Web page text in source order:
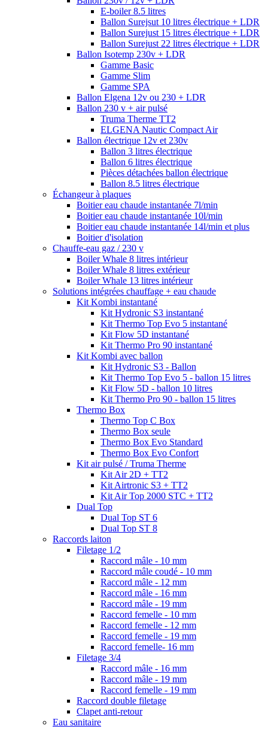
E-boiler 8.5 litres
Ballon Surejsut 10 litres électrique + LDR
Ballon Surejust 15 litres électrique + LDR
Ballon Surejust 22 litres électrique + LDR
Ballon Isotemp 230v + LDR
Gamme Basic
Gamme Slim
Gamme SPA
Ballon Elgena 12v ou 230 + LDR
Ballon 230 v + air pulsé
Truma Therme TT2
ELGENA Nautic Compact Air
Ballon électrique 12v et 230v
Ballon 3 litres électrique
Ballon 6 litres électrique
Pièces détachées ballon électrique
Ballon 8.5 litres électrique
Échangeur à plaques
Boitier eau chaude instantanée 7l/min
Boitier eau chaude instantanée 10l/min
Boitier eau chaude instantanée 14l/min et plus
Boitier d'isolation
Chauffe-eau gaz / 230 v
Boiler Whale 8 litres intérieur
Boiler Whale 8 litres extérieur
Boiler Whale 13 litres intérieur
Solutions intégrées chauffage + eau chaude
Kit Kombi instantané
Kit Hydronic S3 instantané
Kit Thermo Top Evo 5 instantané
Kit Flow 5D instantané
Kit Thermo Pro 90 instantané
Kit Kombi avec ballon
Kit Hydronic S3 - Ballon
Kit Thermo Top Evo 5 - ballon 15 litres
Kit Flow 5D - ballon 10 litres
Kit Thermo Pro 90 - ballon 15 litres
Thermo Box
Thermo Top C Box
Thermo Box seule
Thermo Box Evo Standard
Thermo Box Evo Confort
Kit air pulsé / Truma Therme
Kit Air 2D + TT2
Kit Airtronic S3 + TT2
Kit Air Top 2000 STC + TT2
Dual Top
Dual Top ST 6
Dual Top ST 8
Raccords laiton
Filetage 1/2
Raccord mâle - 10 mm
Raccord mâle coudé - 10 mm
Raccord mâle - 12 mm
Raccord mâle - 16 mm
Raccord mâle - 19 mm
Raccord femelle - 10 mm
Raccord femelle - 12 mm
Raccord femelle - 19 mm
Raccord femelle- 16 mm
Filetage 3/4
Raccord mâle - 16 mm
Raccord mâle - 19 mm
Raccord femelle - 19 mm
Raccord double filetage
Clapet anti-retour
Eau sanitaire